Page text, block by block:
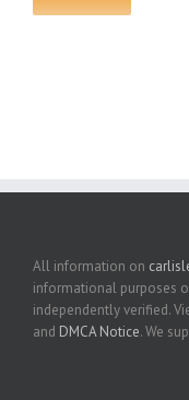
All information on
informational purposes
independently verified.
and DMCA Notice. We